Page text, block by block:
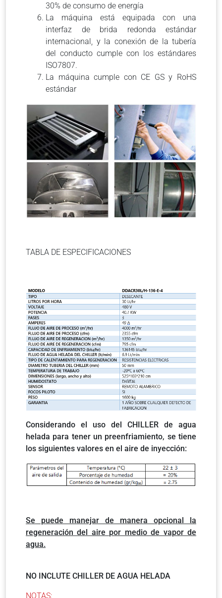
30% de consumo de energía
La máquina está equipada con una
interfaz de brida redonda estándar
internacional, y la conexión de la tubería
del conducto cumple con los estándares
ISO7807.
La máquina cumple con CE GS y RoHS
estándar
TABLA DE ESPECIFICACIONES
Considerando el uso del CHILLER de agua
helada para tener un preenfriamiento, se tiene
los siguientes valores en el aire de inyección:
Se puede manejar de manera opcional la
regeneración del aire por medio de vapor de
agua.
NO INCLUTE CHILLER DE AGUA HELADA
NOTAS: